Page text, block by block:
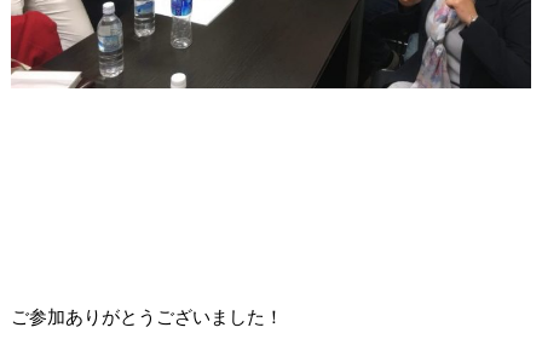
ご参加ありがとうございました！